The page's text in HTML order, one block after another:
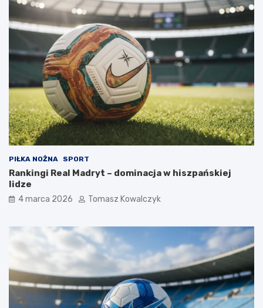
PIŁKA NOŻNA SPORT
Rankingi Real Madryt – dominacja w hiszpańskiej
lidze
4 marca 2026 Tomasz Kowalczyk